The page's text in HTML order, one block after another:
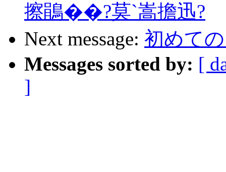
擦鵑��?莫`嵩擔迅?
Next message: 初めて
Messages sorted by: [
]